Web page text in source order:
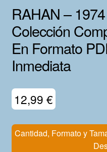
Lotes 100
Adultos
Mi Cuenta
RAHAN –
Colección
En Formato
Inmediata
12,99 €
Cantidad, Formato y